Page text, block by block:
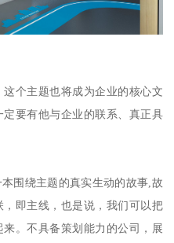
个主题也将成为企业的核心文
要有他与企业的联系、真正具
围绕主题的真实生动的故事,故
即主线，也是说，我们可以把
。不具备策划能力的公司，展